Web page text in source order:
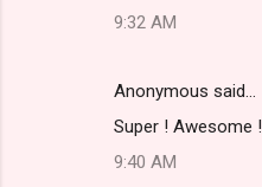
9:32 AM
Anonymous said…
Super ! Awesome !
9:40 AM